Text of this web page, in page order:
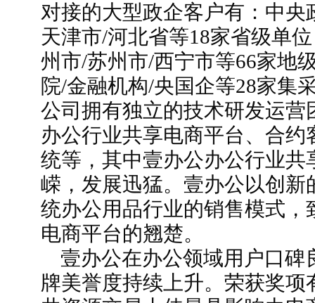
对接的大型政企客户有： 中央
天津市/河北省等18家省级单
州市/苏州市/西宁市等66家地
院/金融机构/央国企等28家集
公司拥有独立的技术研发运营
办公行业共享电商平台、合约
统等，其中壹办公办公行业共
嵘，发展迅猛。壹办公以创新
统办公用品行业的销售模式，
电商平台的翘楚。
壹办公在办公领域用户口碑
牌美誉度持续上升。荣获奖项